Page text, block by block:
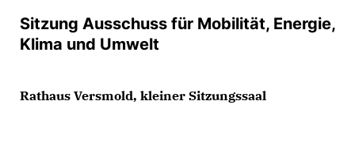
Sitzung Ausschuss für Mobilität, Energie,
Klima und Umwelt
Rathaus Versmold, kleiner Sitzungssaal